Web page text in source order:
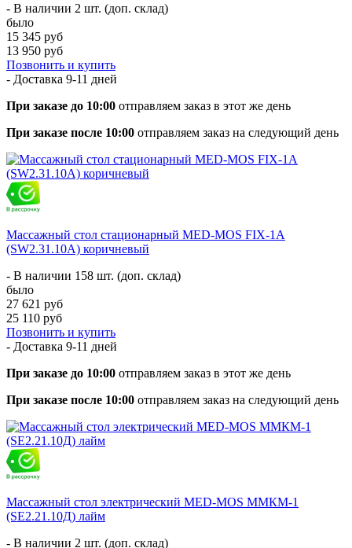
- В наличии 2 шт. (доп. склад)
было
15 345 руб
13 950 руб
Позвонить и купить
- Доставка 9-11 дней
При заказе до 10:00 отправляем заказ в этот же день
При заказе после 10:00 отправляем заказ на следующий день
Массажный стол стационарный MED-MOS FIX-1A
(SW2.31.10A) коричневый
- В наличии 158 шт. (доп. склад)
было
27 621 руб
25 110 руб
Позвонить и купить
- Доставка 9-11 дней
При заказе до 10:00 отправляем заказ в этот же день
При заказе после 10:00 отправляем заказ на следующий день
Массажный стол электрический MED-MOS ММКМ-1
(SE2.21.10Д) лайм
- В наличии 2 шт. (доп. склад)